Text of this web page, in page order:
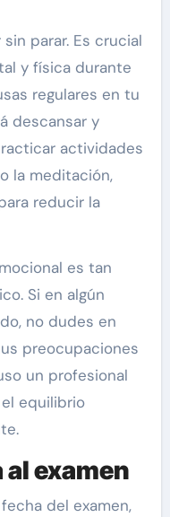
parar. Es crucial
y física durante
regulares en tu
descansar y
actividades
la meditación,
reducir la
es tan
Si en algún
no dudes en
preocupaciones
un profesional
equilibrio
al examen
del examen,